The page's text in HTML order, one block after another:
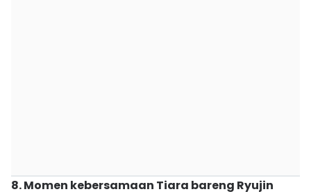
8. Momen kebersamaan Tiara bareng Ryujin